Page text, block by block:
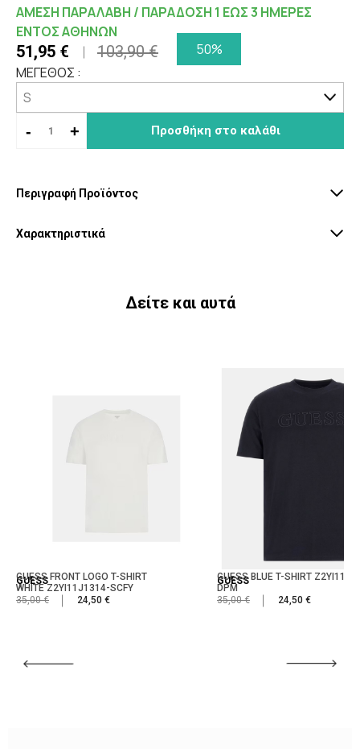
ΑΜΕΣΗ ΠΑΡΑΛΑΒΗ / ΠΑΡΑΔΟΣΗ 1 ΕΩΣ 3 ΗΜΕΡΕΣ
ΕΝΤΟΣ ΑΘΗΝΩΝ
51,95 € 103,90 €
50%
ΜΕΓΕΘΟΣ :
- + Προσθήκη στο καλάθι
Περιγραφή Προϊόντος
Χαρακτηριστικά
Δείτε και αυτά
GUESS
GUESS FRONT LOGO T-SHIRT
WHITE Z2YI11J1314-SCFY
35,00 €
24,50 €
GUESS
GUESS BLUE T-SHIRT
DPM
35,00 €
24,50 €